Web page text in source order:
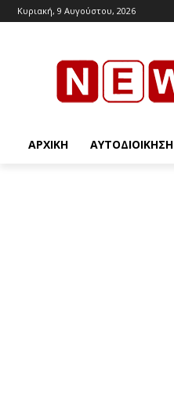
Κυριακή, 9 Αυγούστου, 2026
ΑΡΧΙΚΉ ΑΥΤΟΔΙΟΊΚΗΣΗ